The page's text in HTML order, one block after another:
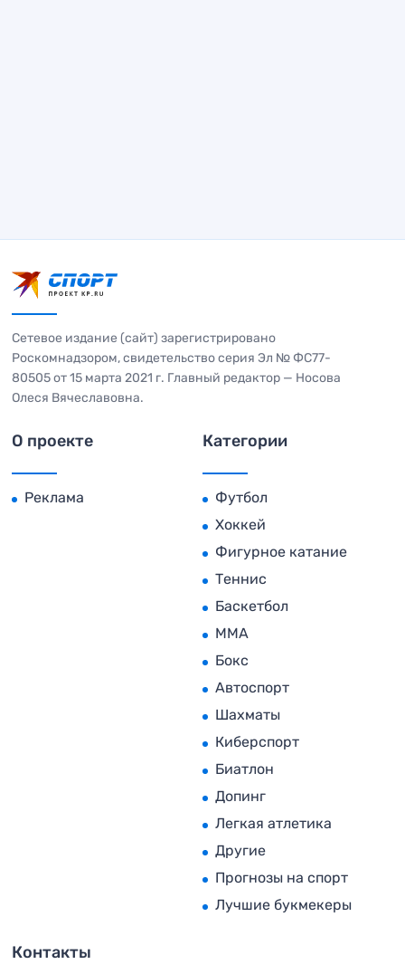
Сетевое издание (сайт) зарегистрировано
Роскомнадзором, свидетельство серия Эл № ФС77-
80505 от 15 марта 2021 г. Главный редактор — Носова
Олеся Вячеславовна.
О проекте
Реклама
Категории
Футбол
Хоккей
Фигурное катание
Теннис
Баскетбол
MMA
Бокс
Автоспорт
Шахматы
Киберспорт
Биатлон
Допинг
Легкая атлетика
Другие
Прогнозы на спорт
Лучшие букмекеры
Контакты